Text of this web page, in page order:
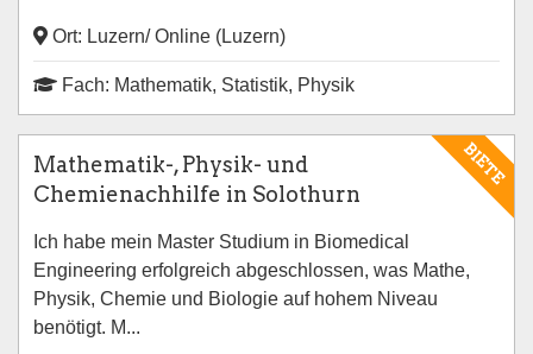
Ort: Luzern/ Online (Luzern)
Fach: Mathematik, Statistik, Physik
BIETE
Mathematik-, Physik- und
Chemienachhilfe in Solothurn
Ich habe mein Master Studium in Biomedical
Engineering erfolgreich abgeschlossen, was Mathe,
Physik, Chemie und Biologie auf hohem Niveau
benötigt. M...